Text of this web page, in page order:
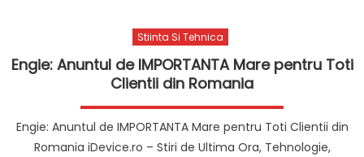
Stiinta Si Tehnica
Engie: Anuntul de IMPORTANTA Mare pentru Toti
Clientii din Romania
Engie: Anuntul de IMPORTANTA Mare pentru Toti Clientii din
Romania iDevice.ro – Stiri de Ultima Ora, Tehnologie,